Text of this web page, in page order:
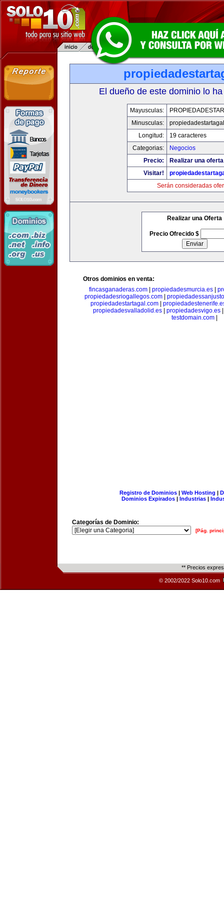
El dueño de este dominio lo
Mayusculas:
Minusculas:
Longitud:
19 caracteres
Categorias:
Negocios
Precio:
Realizar una
Visitar!
Serán consideradas
Realizar una Oferta
Precio Ofrecido $
Otros dominios en venta:
fincasganaderas.com
propiedadesmurcia.es
propiedadesriogallegos.com|
propiedadestartagal.com|
propiedadesvalladolid.es
propiedadesvigo.es
testdomain.com
Registro de Dominios| Web Hosting |
Dominios Expirados | Industrias |
Categorías de Dominio:
[Pág.
** Precios
© 2002/2022 Solo10.com